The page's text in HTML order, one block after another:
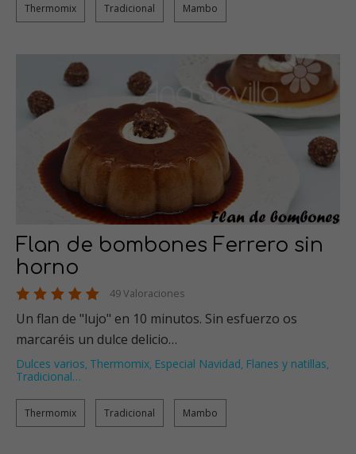
Thermomix Tradicional Mambo
Flan de bombones Ferrero sin
horno
49 Valoraciones
Un flan de "lujo" en 10 minutos. Sin esfuerzo os
marcaréis un dulce delicio…
Dulces varios, Thermomix, Especial Navidad, Flanes y natillas,
Tradicional…
Thermomix Tradicional Mambo